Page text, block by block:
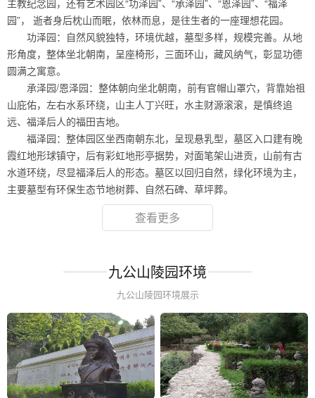
园”， 逝者身后枕山而眠，依林而息，是往生者的一座理想花园。
功泽园：自然风貌独特，环境优越，墓型多样，规模完善。从地
形角度，整体坐北朝南，呈座椅形，三面环山，藏风纳气，彰显功德
圆满之寓意。
承泽园/恩泽园：整体朝向坐北朝南，前有官帽山罩穴，背靠始祖
山庇佑，左右水系环绕，山主人丁兴旺，水主财源滚滚，是慎终追
远、福泽后人的福田吉地。
福泽园：整体园区坐西南朝东北，呈现悬乳型，墓区入口建有晚
霞红地形球镇守，后有彩虹地形亭据势，对面笔架山进贡，山前有古
水道环绕，尽显福泽后人的形态。墓区以回归自然，绿化环境为主，
主要墓型有环保生态节地树葬、自然石碑、草坪葬。
查看更多
九公山陵园环境
九公山陵园环境展示